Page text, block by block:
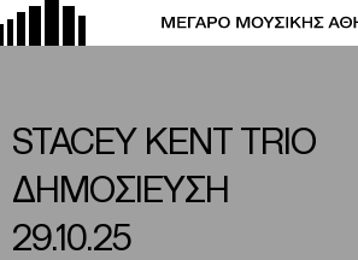
STACEY KENT TRIO
ΔΗΜΟΣΙΕΥΣΗ
29.10.25